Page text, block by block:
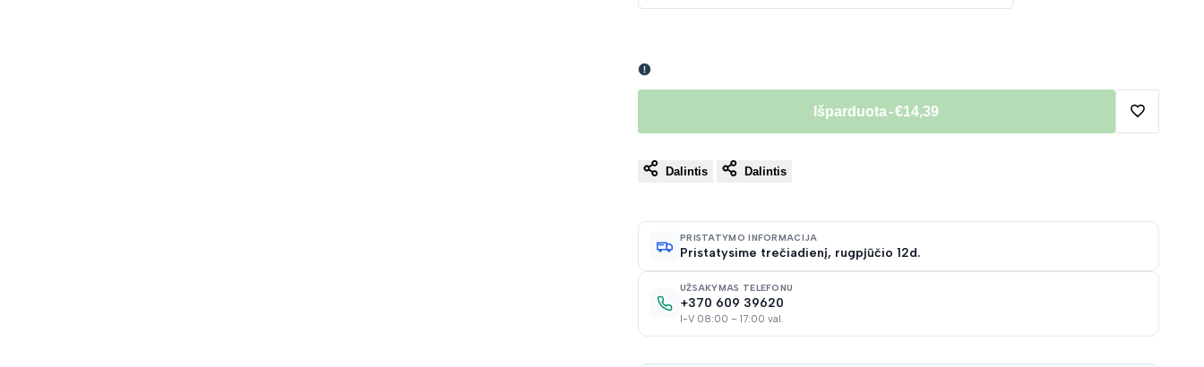
Išparduota-€14,39
Pridėti
norų
sąrašą
Dalintis Dalintis
PRISTATYMO INFORMACIJA
Pristatysime trečiadienį, rugpjūčio 12d.
UŽSAKYMAS TELEFONU
+370 609 39620
I-V 08:00 – 17:00 val.